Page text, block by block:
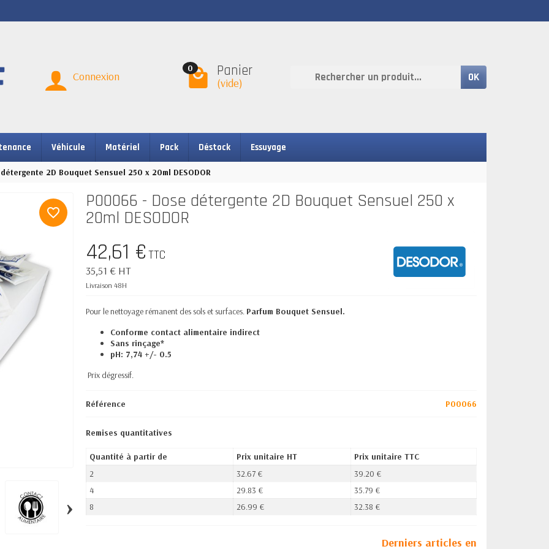
Connexion
0 Panier
(vide) OK
Véhicule Matériel Pack Déstock Essuyage
2D Bouquet Sensuel 250 x 20ml DESODOR
favorite_border
›
P00066 - Dose détergente 2D Bouquet Sensuel 250 x
20ml DESODOR
42,61 €TTC
35,51 € HT
Livraison 48H
Pour le nettoyage rémanent des sols et surfaces. Parfum Bouquet Sensuel.
Conforme contact alimentaire indirect
Sans rinçage*
pH: 7,74 +/- 0.5
Prix dégressif.
Référence P00066
Remises quantitatives
Quantité à partir de Prix unitaire HT
Prix unitaire TTC
2
32.67 €
39.20 €
4
29.83 €
35.79 €
8
26.99 € 32.38 €
Derniers articles en